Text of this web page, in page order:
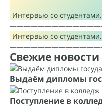
Интервью со
Интервью со
Свежие новости
Выдаём дипломы
Поступление в